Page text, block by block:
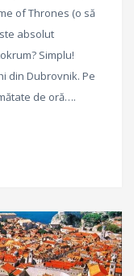
of Thrones (o să
absolut
Simplu!
din Dubrovnik. Pe
de oră….